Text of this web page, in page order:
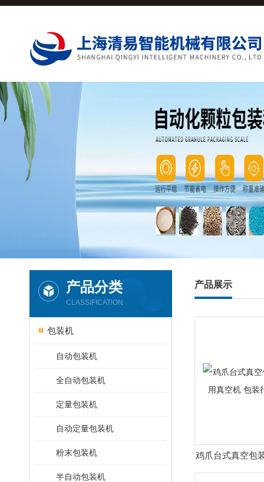
产品分类
CLASSIFICATION
包装机
自动包装机
全自动包装机
定量包装机
自动定量包装机
粉末包装机
半自动包装机
产品展示
鸡爪台式真空包
空机 包装行